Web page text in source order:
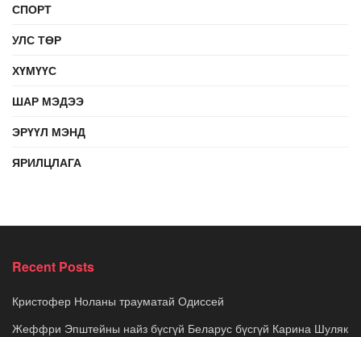
СПОРТ
УЛС ТӨР
ХҮМҮҮС
ШАР МЭДЭЭ
ЭРҮҮЛ МЭНД
ЯРИЛЦЛАГА
Recent Posts
Кристофер Ноланы трауматай Одиссей
Жеффри Эпштейны найз бүсгүй Беларус бүсгүй Карина Шуляк